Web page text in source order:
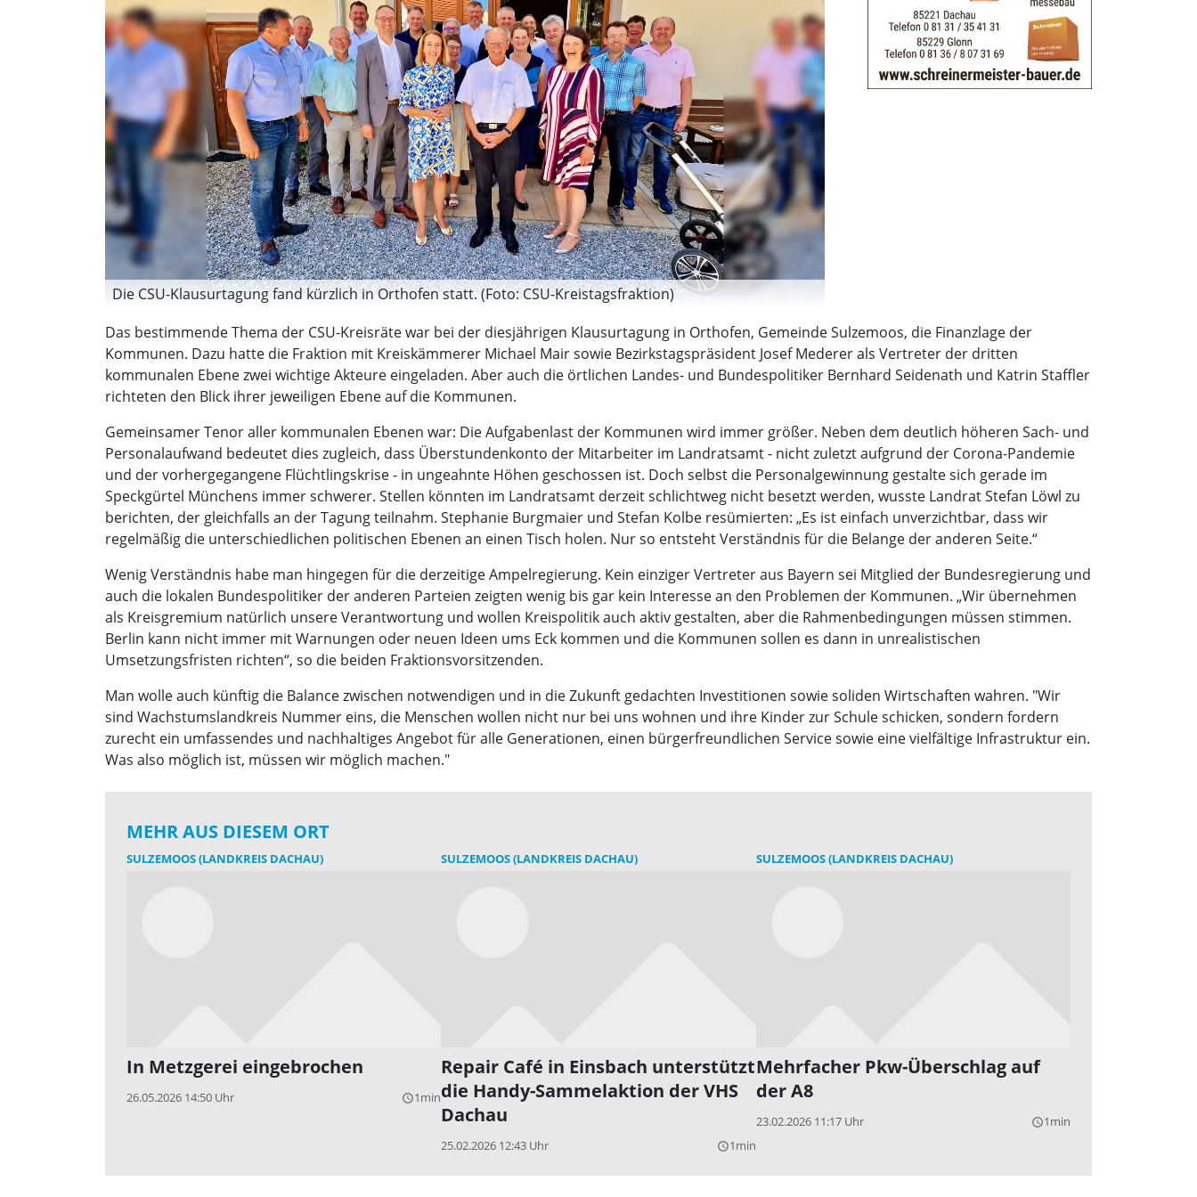
Die CSU-Klausurtagung fand kürzlich in Orthofen statt. (Foto: CSU-Kreistagsfraktion)
Das bestimmende Thema der CSU-Kreisräte war bei der diesjährigen Klausurtagung in Orthofen, Gemeinde Sulzemoos, die Finanzlage der
Kommunen. Dazu hatte die Fraktion mit Kreiskämmerer Michael Mair sowie Bezirkstagspräsident Josef Mederer als Vertreter der dritten
kommunalen Ebene zwei wichtige Akteure eingeladen. Aber auch die örtlichen Landes- und Bundespolitiker Bernhard Seidenath und Katrin Staffler
richteten den Blick ihrer jeweiligen Ebene auf die Kommunen.
Gemeinsamer Tenor aller kommunalen Ebenen war: Die Aufgabenlast der Kommunen wird immer größer. Neben dem deutlich höheren Sach- und
Personalaufwand bedeutet dies zugleich, dass Überstundenkonto der Mitarbeiter im Landratsamt - nicht zuletzt aufgrund der Corona-Pandemie
und der vorhergegangene Flüchtlingskrise - in ungeahnte Höhen geschossen ist. Doch selbst die Personalgewinnung gestalte sich gerade im
Speckgürtel Münchens immer schwerer. Stellen könnten im Landratsamt derzeit schlichtweg nicht besetzt werden, wusste Landrat Stefan Löwl zu
berichten, der gleichfalls an der Tagung teilnahm. Stephanie Burgmaier und Stefan Kolbe resümierten: „Es ist einfach unverzichtbar, dass wir
regelmäßig die unterschiedlichen politischen Ebenen an einen Tisch holen. Nur so entsteht Verständnis für die Belange der anderen Seite.“
Wenig Verständnis habe man hingegen für die derzeitige Ampelregierung. Kein einziger Vertreter aus Bayern sei Mitglied der Bundesregierung und
auch die lokalen Bundespolitiker der anderen Parteien zeigten wenig bis gar kein Interesse an den Problemen der Kommunen. „Wir übernehmen
als Kreisgremium natürlich unsere Verantwortung und wollen Kreispolitik auch aktiv gestalten, aber die Rahmenbedingungen müssen stimmen.
Berlin kann nicht immer mit Warnungen oder neuen Ideen ums Eck kommen und die Kommunen sollen es dann in unrealistischen
Umsetzungsfristen richten“, so die beiden Fraktionsvorsitzenden.
Man wolle auch künftig die Balance zwischen notwendigen und in die Zukunft gedachten Investitionen sowie soliden Wirtschaften wahren. "Wir
sind Wachstumslandkreis Nummer eins, die Menschen wollen nicht nur bei uns wohnen und ihre Kinder zur Schule schicken, sondern fordern
zurecht ein umfassendes und nachhaltiges Angebot für alle Generationen, einen bürgerfreundlichen Service sowie eine vielfältige Infrastruktur ein.
Was also möglich ist, müssen wir möglich machen."
MEHR AUS DIESEM ORT
SULZEMOOS (LANDKREIS DACHAU)
In Metzgerei eingebrochen
26.05.2026 14:50 Uhr query_builder1min
SULZEMOOS (LANDKREIS DACHAU)
Repair Café in Einsbach unterstützt
die Handy-Sammelaktion der VHS
Dachau
25.02.2026 12:43 Uhr query_builder1min
SULZEMOOS (LANDKREIS DACHAU)
Mehrfacher Pkw-Überschlag auf
der A8
23.02.2026 11:17 Uhr query_builder1min